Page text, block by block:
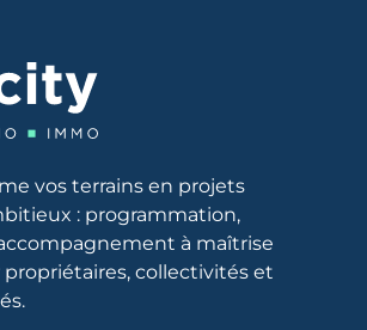
vos terrains en projets
: programmation,
à maîtrise
propriétaires, collectivités et